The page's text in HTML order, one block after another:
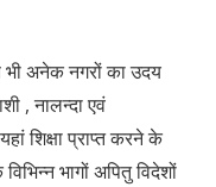
भी अनेक नगरों का उदय
, नालन्दा एवं
शिक्षा प्राप्त करने के
भागों अपितु विदेशों